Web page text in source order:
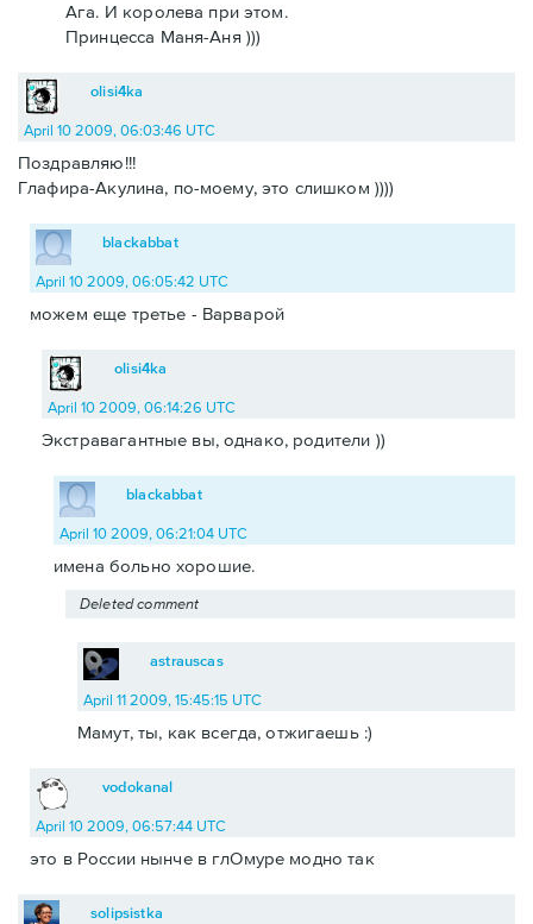
Ага. И королева при этом.
Принцесса Маня-Аня )))
olisi4ka
April 10 2009, 06:03:46 UTC
Поздравляю!!!
Глафира-Акулина, по-моему, это слишком ))))
blackabbat
April 10 2009, 06:05:42 UTC
можем еще третье - Варварой
olisi4ka
April 10 2009, 06:14:26 UTC
Экстравагантные вы, однако, родители ))
blackabbat
April 10 2009, 06:21:04 UTC
имена больно хорошие.
Deleted comment
astrauscas
April 11 2009, 15:45:15 UTC
Мамут, ты, как всегда, отжигаешь :)
vodokanal
April 10 2009, 06:57:44 UTC
это в России нынче в глОмуре модно так
solipsistka